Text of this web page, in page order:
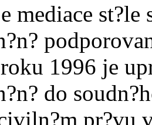
mediace st?le
1996 je
do
pr?vu